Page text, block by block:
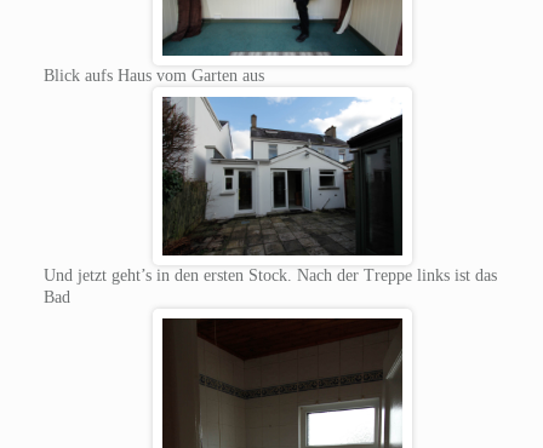
Blick aufs Haus vom Garten aus
Und jetzt geht’s in den ersten Stock. Nach der Treppe links ist das
Bad